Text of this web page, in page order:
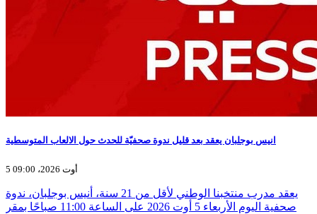
انيس بوجلبان يعقد بعد قليل ندوة صحفيّة للحدث حول الالعاب المتوسطية
5 أوت 2026، 09:00
يعقد مدرب منتخبنا الوطني لأقل من 21 سنة، أنيس بوجلبان، ندوة
صحفية اليوم الأربعاء 5 أوت 2026 على الساعة 11:00 صباحًا بمقر